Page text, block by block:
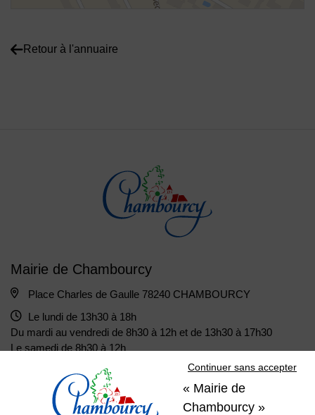
Retour à l'annuaire
Mairie de Chambourcy
Place Charles de Gaulle 78240 CHAMBOURCY
Le lundi de 13h30 à 18h
Du mardi au vendredi de 8h30 à 12h et de 13h30 à 17h30
Le samedi de 8h30 à 12h
01 39 22 31 31 Nous contacter
Continuer sans accepter
« Mairie de
Chambourcy »